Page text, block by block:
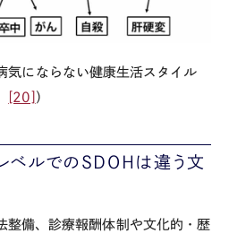
気にならない健康生活スタイル
[20] ）
ベルでの SDOH は違う文
整備、診療報酬体制や文化的・歴